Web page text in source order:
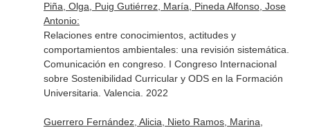
Piña, Olga, Puig Gutiérrez, María, Pineda Alfonso, Jose
Antonio:
Relaciones entre conocimientos, actitudes y
comportamientos ambientales: una revisión sistemática.
Comunicación en congreso. I Congreso Internacional
sobre Sostenibilidad Curricular y ODS en la Formación
Universitaria. Valencia. 2022
Guerrero Fernández, Alicia, Nieto Ramos, Marina,